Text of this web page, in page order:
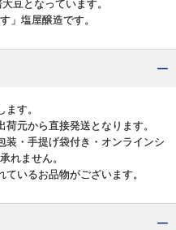
豆となっています。
」塩屋醸造です。
す。
元から直接発送となります。
装・手提げ袋付き・オンラインシ
れません。
いるお品物がございます。